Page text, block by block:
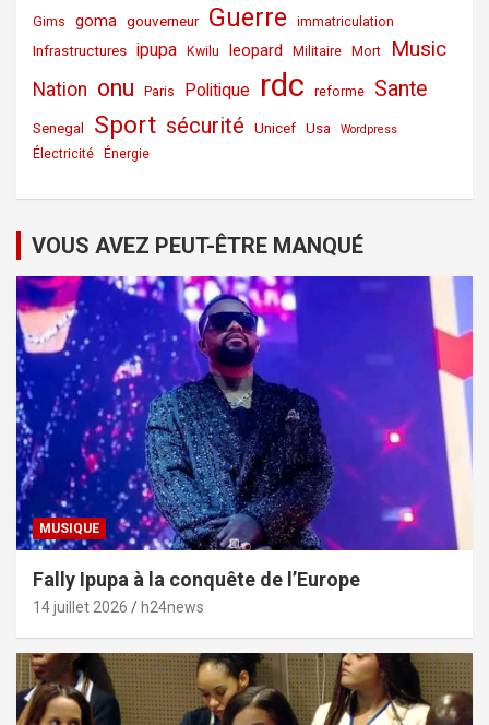
Gims goma gouverneur Guerre immatriculation
Infrastructures ipupa Kwilu leopard Militaire Mort Music
Nation onu Paris Politique rdc reforme Sante
Senegal Sport sécurité Unicef Usa Wordpress
Électricité Énergie
VOUS AVEZ PEUT-ÊTRE MANQUÉ
MUSIQUE
Fally Ipupa à la conquête de l’Europe
14 juillet 2026 h24news